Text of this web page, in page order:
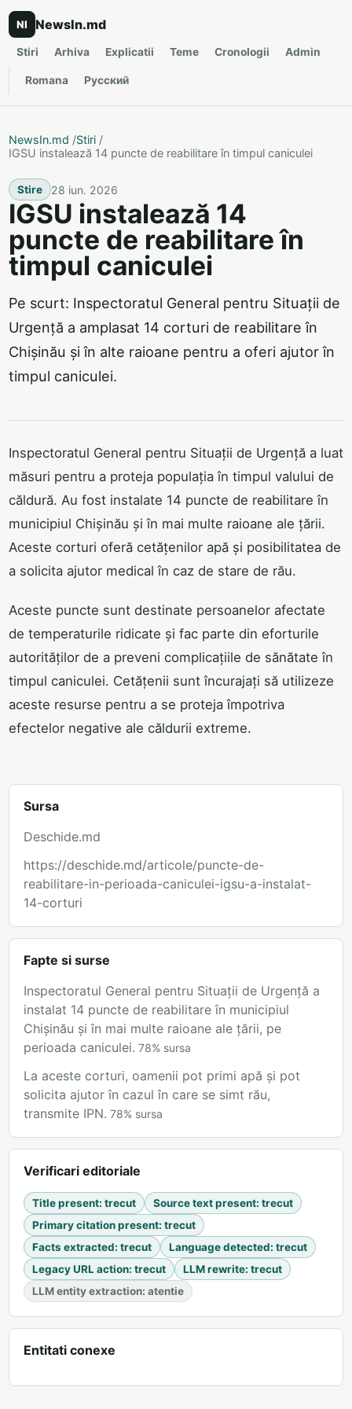
NI NewsIn.md
Stiri Arhiva Explicatii Teme Cronologii Admin
Romana Русский
NewsIn.md /Stiri /
IGSU instalează 14 puncte de reabilitare în timpul caniculei
Stire 28 iun. 2026
IGSU instalează 14
puncte de reabilitare în
timpul caniculei
Pe scurt: Inspectoratul General pentru Situații de
Urgență a amplasat 14 corturi de reabilitare în
Chișinău și în alte raioane pentru a oferi ajutor în
timpul caniculei.
Inspectoratul General pentru Situații de Urgență a luat
măsuri pentru a proteja populația în timpul valului de
căldură. Au fost instalate 14 puncte de reabilitare în
municipiul Chișinău și în mai multe raioane ale țării.
Aceste corturi oferă cetățenilor apă și posibilitatea de
a solicita ajutor medical în caz de stare de rău.
Aceste puncte sunt destinate persoanelor afectate
de temperaturile ridicate și fac parte din eforturile
autorităților de a preveni complicațiile de sănătate în
timpul caniculei. Cetățenii sunt încurajați să utilizeze
aceste resurse pentru a se proteja împotriva
efectelor negative ale căldurii extreme.
Sursa
Deschide.md
https://deschide.md/articole/puncte-de-
reabilitare-in-perioada-caniculei-igsu-a-instalat-
14-corturi
Fapte si surse
Inspectoratul General pentru Situații de Urgență a
instalat 14 puncte de reabilitare în municipiul
Chișinău și în mai multe raioane ale țării, pe
perioada caniculei. 78% sursa
La aceste corturi, oamenii pot primi apă și pot
solicita ajutor în cazul în care se simt rău,
transmite IPN. 78% sursa
Verificari editoriale
Title present: trecut Source text present: trecut
Primary citation present: trecut
Facts extracted: trecut Language detected: trecut
Legacy URL action: trecut LLM rewrite: trecut
LLM entity extraction: atentie
Entitati conexe